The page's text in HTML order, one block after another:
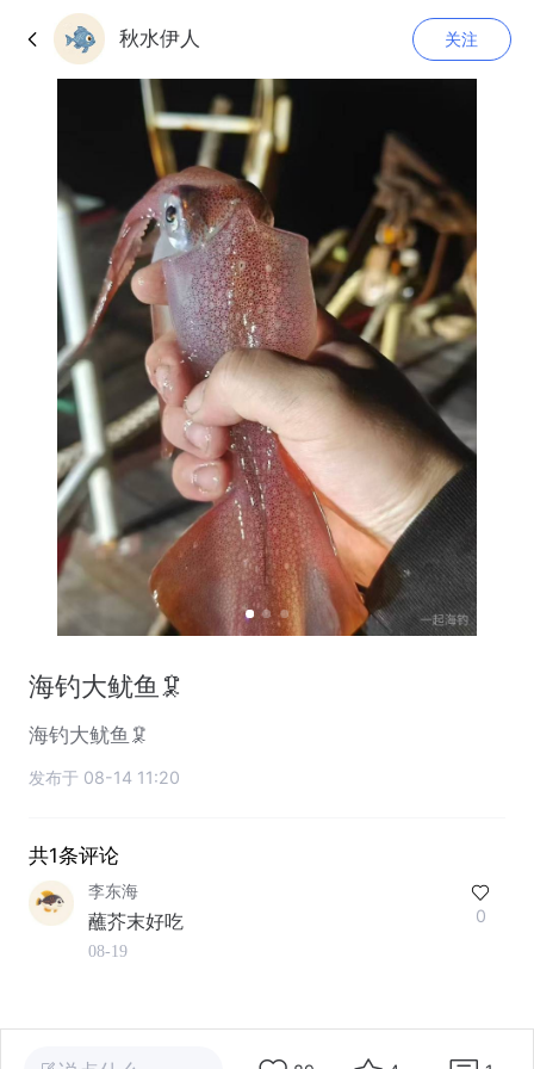
秋水伊人 关注
海钓大鱿鱼🦑
海钓大鱿鱼🦑
发布于 08-14 11:20
共1条评论
李东海
蘸芥末好吃
08-19
0